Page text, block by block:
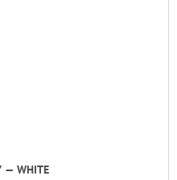
— WHITE